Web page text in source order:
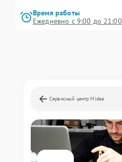
Время работы
Ежедневно с 9:00 до 21:00
Сервисный центр Midea